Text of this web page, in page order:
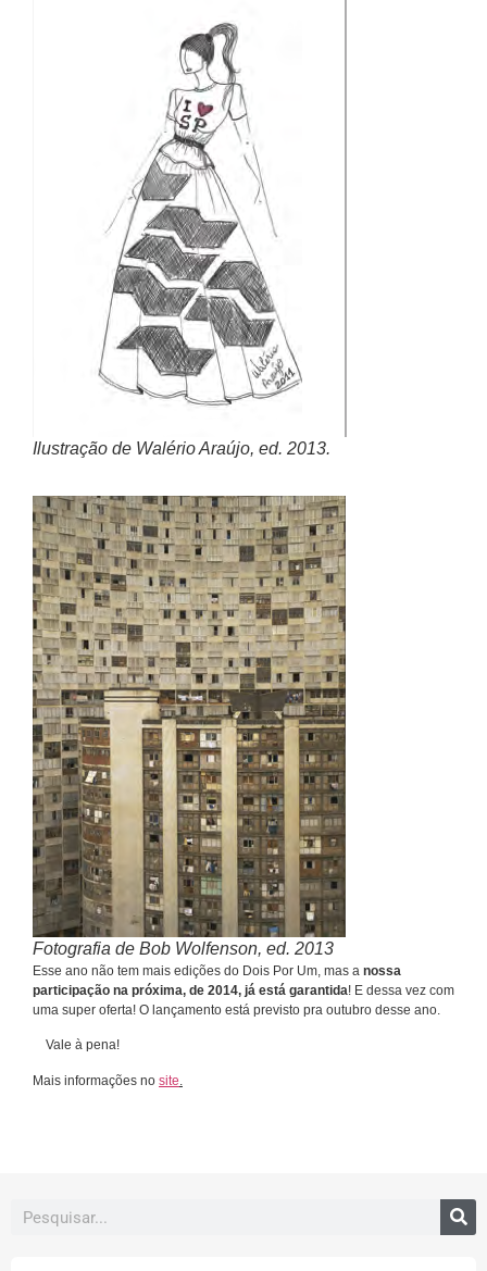
Ilustração de Walério Araújo, ed. 2013.
Fotografia de Bob Wolfenson, ed. 2013
Esse ano não tem mais edições do Dois Por Um, mas a nossa
participação na próxima, de 2014, já está garantida! E dessa vez com
uma super oferta! O lançamento está previsto pra outubro desse ano.
Vale à pena!
Mais informações no site